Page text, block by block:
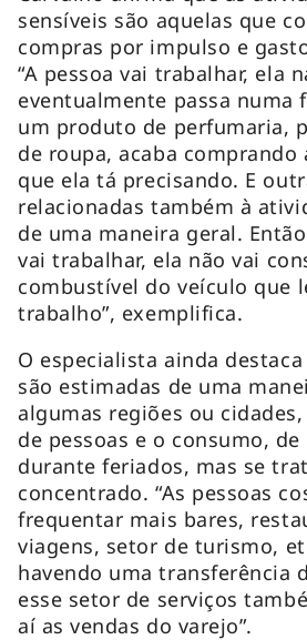
sensíveis são aquelas que
compras por impulso e
“A pessoa vai trabalhar, ela
eventualmente passa numa
um produto de perfumaria,
de roupa, acaba comprando
que ela tá precisando. E
relacionadas também à
de uma maneira geral.
vai trabalhar, ela não vai
combustível do veículo que
trabalho”, exemplifica.
O especialista ainda
são estimadas de uma
algumas regiões ou
de pessoas e o consumo,
durante feriados, mas se
concentrado. “As pessoas
frequentar mais bares,
viagens, setor de turismo,
havendo uma transferência
esse setor de serviços
aí as vendas do varejo”.